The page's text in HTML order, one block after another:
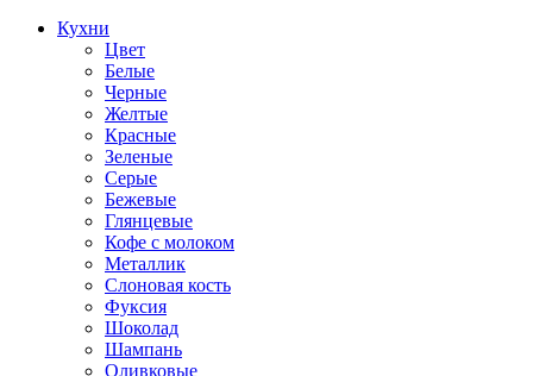
Кухни
Цвет
Белые
Черные
Желтые
Красные
Зеленые
Серые
Бежевые
Глянцевые
Кофе с молоком
Металлик
Слоновая кость
Фуксия
Шоколад
Шампань
Оливковые